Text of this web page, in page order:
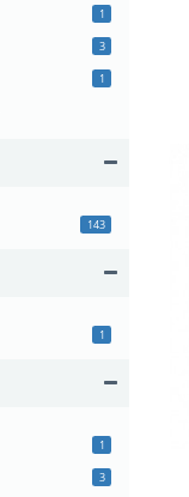
1
3
1
143
1
1
3